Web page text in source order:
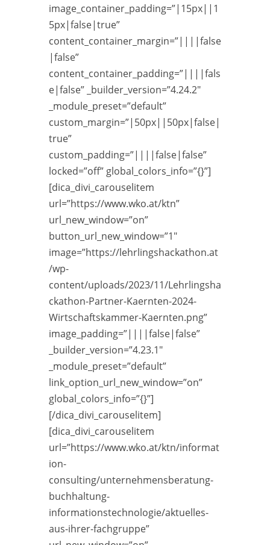
image_container_padding=”|15px||1
5px|false|true”
content_container_margin=”||||false
|false”
content_container_padding=”||||fals
e|false” _builder_version=”4.24.2″
_module_preset=”default”
custom_margin=”|50px||50px|false|
true”
custom_padding=”||||false|false”
locked=”off” global_colors_info=”{}”]
[dica_divi_carouselitem
url=”https://www.wko.at/ktn”
url_new_window=”on”
button_url_new_window=”1″
image=”https://lehrlingshackathon.at
/wp-
content/uploads/2023/11/Lehrlingsha
ckathon-Partner-Kaernten-2024-
Wirtschaftskammer-Kaernten.png”
image_padding=”||||false|false”
_builder_version=”4.23.1″
_module_preset=”default”
link_option_url_new_window=”on”
global_colors_info=”{}”]
[/dica_divi_carouselitem]
[dica_divi_carouselitem
url=”https://www.wko.at/ktn/informat
ion-
consulting/unternehmensberatung-
buchhaltung-
informationstechnologie/aktuelles-
aus-ihrer-fachgruppe”